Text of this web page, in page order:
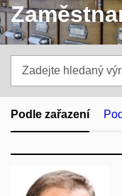
hledaný
výraz
Podle zařazení